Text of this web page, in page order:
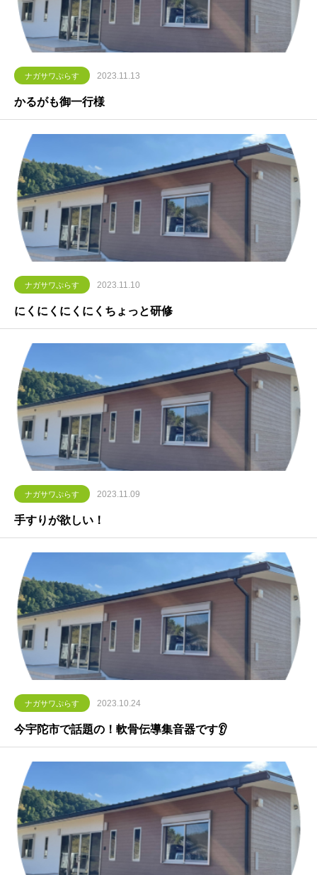
ナガサワぷらす 2023.11.13
かるがも御一行様
ナガサワぷらす 2023.11.10
にくにくにくにくちょっと研修
ナガサワぷらす 2023.11.09
手すりが欲しい！
ナガサワぷらす 2023.10.24
今宇陀市で話題の！軟骨伝導集音器です👂